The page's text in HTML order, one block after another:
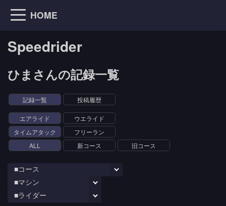
HOME
Speedrider
ひまさんの記録一覧
記録一覧 投稿履歴
エアライド
ウエライド
タイムアタック
フリーラン
ALL
新コース 旧コース